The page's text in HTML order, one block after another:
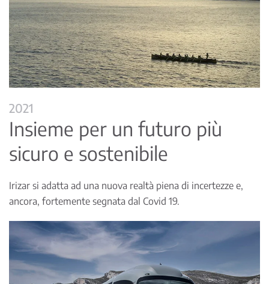
2021
Insieme per un futuro più
sicuro e sostenibile
Irizar si adatta ad una nuova realtà piena di incertezze e,
ancora, fortemente segnata dal Covid 19.